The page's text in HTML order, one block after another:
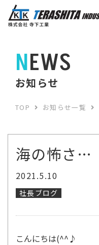
NEWS
お知らせ
TOP お知らせ一覧
海の怖さ…
2021.5.10
社長ブログ
こんにちは(^^♪